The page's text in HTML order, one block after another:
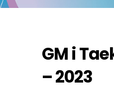
GM i
– 2023